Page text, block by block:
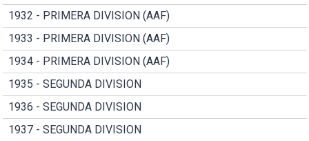
1932 - PRIMERA DIVISION (AAF)
1933 - PRIMERA DIVISION (AAF)
1934 - PRIMERA DIVISION (AAF)
1935 - SEGUNDA DIVISION
1936 - SEGUNDA DIVISION
1937 - SEGUNDA DIVISION